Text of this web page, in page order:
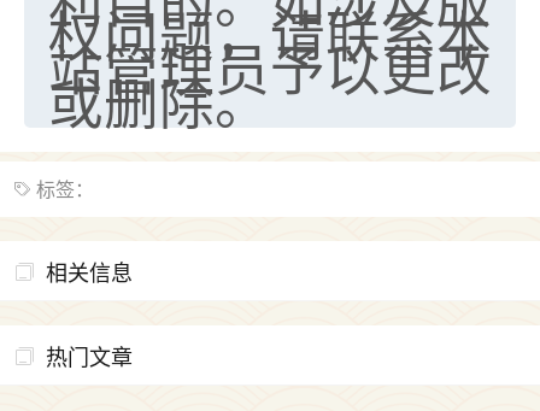
权问题，请联系本
站管理员予以更改
或删除。
标签：
相关信息
热门文章